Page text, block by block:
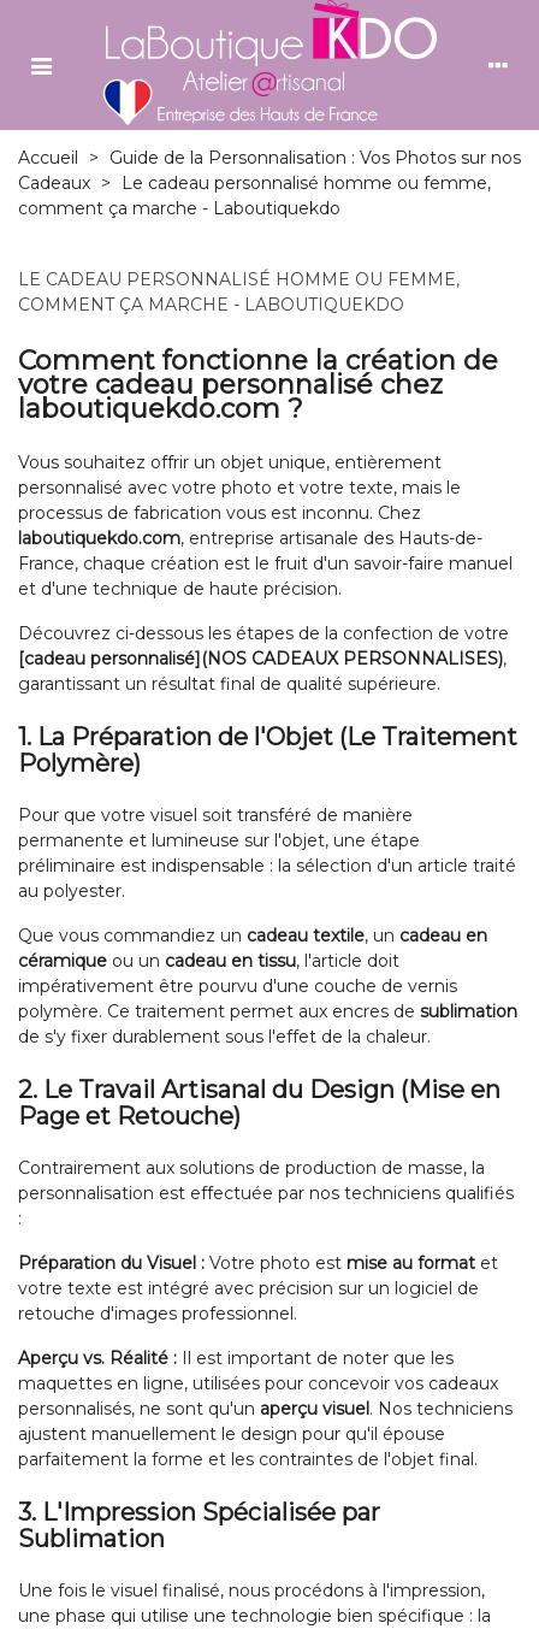
Accueil >
Guide de la Personnalisation : Vos Photos sur nos
Cadeaux >
Le cadeau personnalisé homme ou femme,
comment ça marche - Laboutiquekdo
LE CADEAU PERSONNALISÉ HOMME OU FEMME,
COMMENT ÇA MARCHE - LABOUTIQUEKDO
Comment fonctionne la création de
votre cadeau personnalisé chez
laboutiquekdo.com ?
Vous souhaitez offrir un objet unique, entièrement
personnalisé avec votre photo et votre texte, mais le
processus de fabrication vous est inconnu. Chez
laboutiquekdo.com, entreprise artisanale des Hauts-de-
France, chaque création est le fruit d'un savoir-faire manuel
et d'une technique de haute précision.
Découvrez ci-dessous les étapes de la confection de votre
[cadeau personnalisé](NOS CADEAUX PERSONNALISES),
garantissant un résultat final de qualité supérieure.
1. La Préparation de l'Objet (Le Traitement
Polymère)
Pour que votre visuel soit transféré de manière
permanente et lumineuse sur l'objet, une étape
préliminaire est indispensable : la sélection d'un article traité
au polyester.
Que vous commandiez un cadeau textile, un cadeau en
céramique ou un cadeau en tissu, l'article doit
impérativement être pourvu d'une couche de vernis
polymère. Ce traitement permet aux encres de sublimation
de s'y fixer durablement sous l'effet de la chaleur.
2. Le Travail Artisanal du Design (Mise en
Page et Retouche)
Contrairement aux solutions de production de masse, la
personnalisation est effectuée par nos techniciens qualifiés
:
Préparation du Visuel : Votre photo est mise au format et
votre texte est intégré avec précision sur un logiciel de
retouche d'images professionnel.
Aperçu vs. Réalité : Il est important de noter que les
maquettes en ligne, utilisées pour concevoir vos cadeaux
personnalisés, ne sont qu'un aperçu visuel. Nos techniciens
ajustent manuellement le design pour qu'il épouse
parfaitement la forme et les contraintes de l'objet final.
3. L'Impression Spécialisée par
Sublimation
Une fois le visuel finalisé, nous procédons à l'impression,
une phase qui utilise une technologie bien spécifique : la